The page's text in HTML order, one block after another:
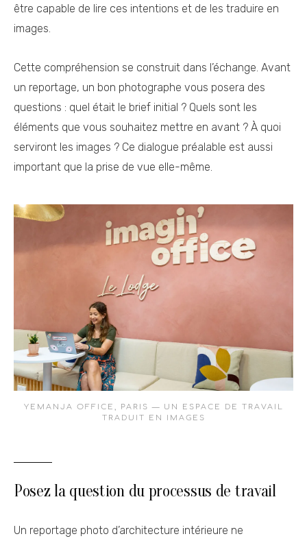
être capable de lire ces intentions et de les traduire en
images.
Cette compréhension se construit dans l’échange. Avant
un reportage, un bon photographe vous posera des
questions : quel était le brief initial ? Quels sont les
éléments que vous souhaitez mettre en avant ? À quoi
serviront les images ? Ce dialogue préalable est aussi
important que la prise de vue elle-même.
YEMANJA OFFICE, PARIS — UN ESPACE DE TRAVAIL
TRADUIT EN IMAGES
Posez la question du processus de travail
Un reportage photo d’architecture intérieure ne